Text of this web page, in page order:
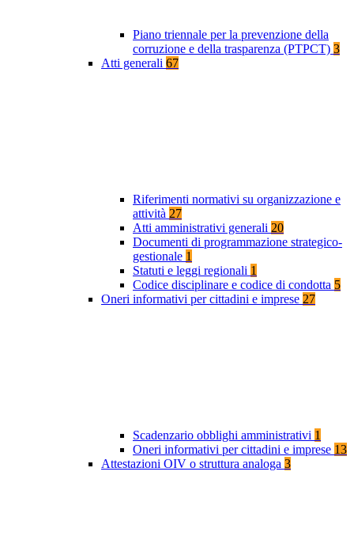
Piano triennale per la prevenzione della
corruzione e della trasparenza (PTPCT) 3
Atti generali 67
Riferimenti normativi su organizzazione e
attività 27
Atti amministrativi generali 20
Documenti di programmazione strategico-
gestionale 1
Statuti e leggi regionali 1
Codice disciplinare e codice di condotta 5
Oneri informativi per cittadini e imprese 27
Scadenzario obblighi amministrativi 1
Oneri informativi per cittadini e imprese 13
Attestazioni OIV o struttura analoga 3